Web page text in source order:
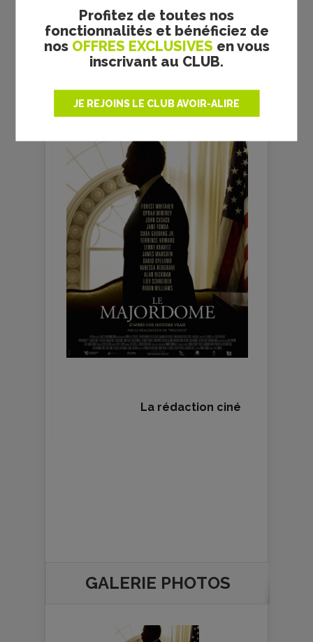
Profitez de toutes nos
fonctionnalités et bénéficiez de
nos OFFRES EXCLUSIVES en vous
inscrivant au CLUB.
JE REJOINS LE CLUB AVOIR-ALIRE
La rédaction ciné
GALERIE PHOTOS